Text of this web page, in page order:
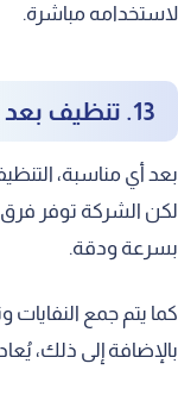
لاستخدامه مباشرة.
13. تنظيف بعد المناسبات والفعاليات
بعد أي مناسبة،
لكن الشركة توفر فرق
بسرعة ودقة.
كما يتم جمع النفايات
بالإضافة إلى ذلك،